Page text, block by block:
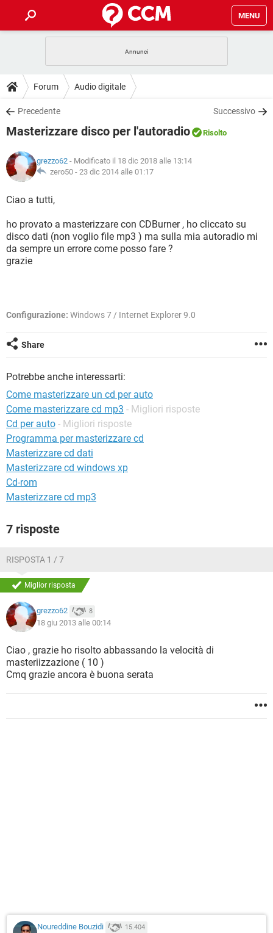
MENU
INTRATTENIMENTO
iOS
INSTAGRAM WHATSAPP
TIKTOK
HARDWARE
GUIDE
COVID-19
INSTAGRAM WHATSAPP
TIKTOK
HARDWARE
DOWNLOAD
COVID-19 GAMING
INTRATTENIMENTO
iOS WINDOWS 10
INSTAGRAM
HARDWARE
COVID-19 GAMING
INTRATTENIMENTO
iOS
INSTAGRAM WHATSAPP
TIKTOK FACEBOOK
HARDWARE
GLOSSARIO
COVID-19
iOS WINDOWS 10
INSTAGRAM
Forum Audio digitale
Precedente Successivo
Masterizzare disco per l'autoradio Risolto
grezzo62 - Modificato il 18 dic 2018 alle 13:14
zero50 - 23 dic 2014 alle 01:17
Ciao a tutti,
ho provato a masterizzare con CDBurner , ho cliccato su
disco dati (non voglio file mp3 ) ma sulla mia autoradio mi
da sempre un errore come posso fare ?
grazie
Configurazione: Windows 7 / Internet Explorer 9.0
Share
Potrebbe anche interessarti:
Come masterizzare un cd per auto
Come masterizzare cd mp3 - Migliori risposte
Cd per auto - Migliori risposte
Programma per masterizzare cd
Masterizzare cd dati
Masterizzare cd windows xp
Cd-rom
Masterizzare cd mp3
7 risposte
RISPOSTA 1 / 7
Miglior risposta
grezzo62 8
18 giu 2013 alle 00:14
Ciao , grazie ho risolto abbassando la velocità di
masteriizzazione ( 10 )
Cmq grazie ancora è buona serata
Noureddine Bouzidi 15.404